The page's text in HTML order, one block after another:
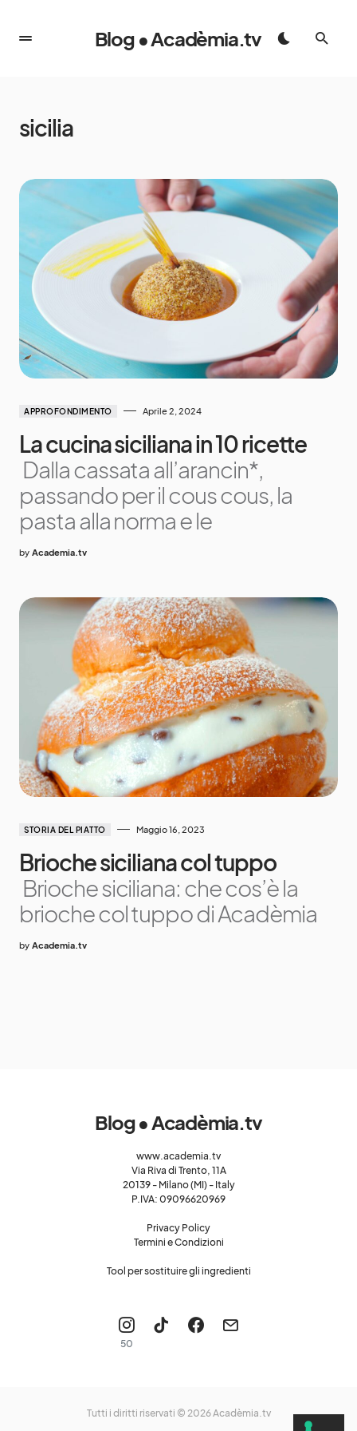
Blog • Acadèmia.tv
sicilia
APPROFONDIMENTO Aprile 2, 2024
La cucina siciliana in 10 ricette
Dalla cassata all’arancin*,
passando per il cous cous, la
pasta alla norma e le
by Academia.tv
STORIA DEL PIATTO Maggio 16, 2023
Brioche siciliana col tuppo
Brioche siciliana: che cos’è la
brioche col tuppo di Acadèmia
by Academia.tv
Blog • Acadèmia.tv
www.academia.tv
Via Riva di Trento, 11A
20139 - Milano (MI) - Italy
P.IVA: 09096620969
Privacy Policy
Termini e Condizioni
Tool per sostituire gli ingredienti
50
Tutti i diritti riservati © 2026Acadèmia.tv